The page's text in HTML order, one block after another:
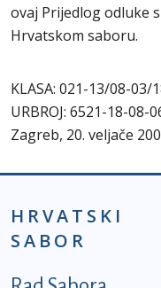
ovaj Prijedlog odluke
Hrvatskom saboru.
KLASA: 021-13/08-03/
URBROJ: 6521-18-08-
Zagreb, 20. veljače
HRVATSKI
SABOR